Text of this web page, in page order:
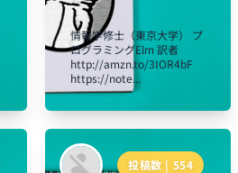
情報学修士（東京大学） プ
ログラミングElm 訳者
http://amzn.to/3IOR4bF
https://note...
投稿数 | 554